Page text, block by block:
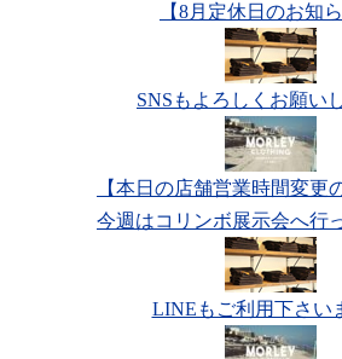
【8月定休日のお知ら
SNSもよろしくお願い
【本日の店舗営業時間変更
今週はコリンボ展示会へ行
LINEもご利用下さい